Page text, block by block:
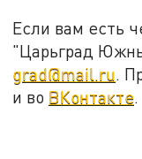
Если вам есть
"Царьград
grad@mail.ru .
и во ВКонтакте